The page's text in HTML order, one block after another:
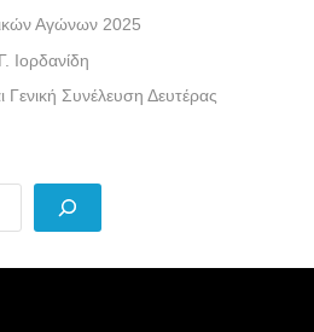
Αγώνων 2025
Ιορδανίδη
Συνέλευση Δευτέρας